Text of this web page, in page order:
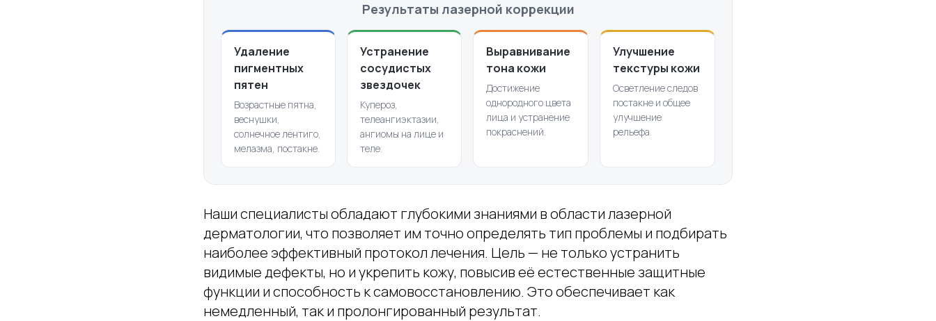
Результаты лазерной коррекции
Удаление
пигментных
пятен
Возрастные пятна,
веснушки,
солнечное лентиго,
мелазма, постакне.
Устранение
сосудистых
звездочек
Купероз,
телеангиэктазии,
ангиомы на лице и
теле.
Выравнивание
тона кожи
Достижение
однородного цвета
лица и устранение
покраснений.
Улучшение
текстуры кожи
Осветление следов
постакне и общее
улучшение
рельефа.
Наши специалисты обладают глубокими знаниями в области лазерной
дерматологии, что позволяет им точно определять тип проблемы и подбирать
наиболее эффективный протокол лечения. Цель — не только устранить
видимые дефекты, но и укрепить кожу, повысив её естественные защитные
функции и способность к самовосстановлению. Это обеспечивает как
немедленный, так и пролонгированный результат.